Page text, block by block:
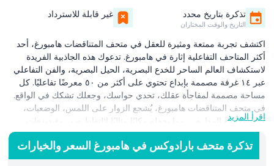
تذكرة بتاريخ محدد
التاريخ والوقت المختاران
غير قابلة للاسترداد
اكتشف تجربة ممتعة ومثيرة للعقل في متحف المتناقضات هامبورغ، أحد
أكثر المتاحف التفاعلية إثارة في هامبورغ. تدعوك هذه الجاذبية الفريدة
لاستكشاف العالم الساحر للخدع البصرية، الحيل البصرية، والفن التفاعلي
عبر ١٤ غرفة مصممة بإبداع تحتوي على أكثر من ٥٠ معرضًا تفاعليًا. كل
مساحة مصممة لمفاجأة عقلك، تحدي حواسك، وجعلك تشكك في الواقع.
في متحف المتناقضات هامبورغ، يُشجع الزوار على اللمس، الوضعيات،
والتفاعل مع المعارض، مما يجعله مكانًا مثاليًا لالتقاط صور وفيديوهات
مذهلة للإنستغرام، تيك توك، ومنصات التواصل الاجتماعي الأخرى. أحضر
هاتفك الذكي واستعد لمشاركة لحظات لا تُنسى. هذا المتحف للخدع
البصرية مثالي للعائلات، الأطفال، الأزواج، عشاق الفن، والمستكشفين
اقرأ المزيد
تذكرة متحف بارادوكس في هامبورغ السعر والخيارات